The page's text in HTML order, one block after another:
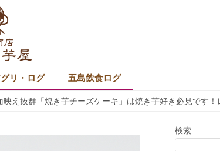
リ・ログ 五島飲食ログ
え抜群「焼き芋チーズケーキ」は焼き芋好き必見です！
検索